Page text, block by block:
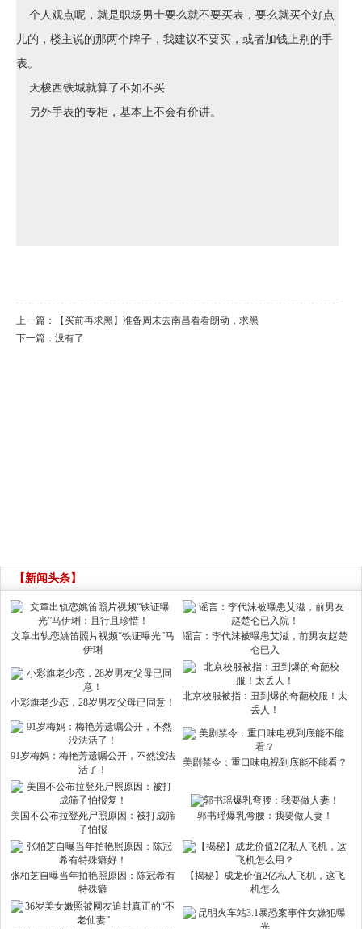
个人观点呢，就是职场男士要么就不要买表，要么就买个好点
儿的，楼主说的那两个牌子，我建议不要买，或者加钱上别的手
表。
天梭西铁城就算了不如不买
另外手表的专柜，基本上不会有价讲。
上一篇：
【买前再求黑】准备周末去南昌看看朗动，求黑
下一篇：没有了
【新闻头条】
文章出轨恋姚笛照片视频“铁证曝光”马
伊琍
谣言：李代沫被曝患艾滋，前男友赵楚
仑已入
小彩旗老少恋，28岁男友父母已同意！
北京校服被指：丑到爆的奇葩校服！太
丢人！
91岁梅妈：梅艳芳遗嘱公开，不然没法
活了！
美剧禁令：重口味电视到底能不能看？
美国不公布拉登死尸照原因：被打成筛
子怕报
郭书瑶爆乳弯腰：我要做人妻！
张柏芝自曝当年拍艳照原因：陈冠希有
特殊癖
【揭秘】成龙价值2亿私人飞机，这飞
机怎么